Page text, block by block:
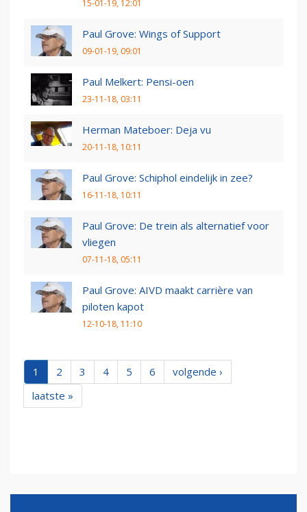
15-01-19, 12:01
Paul Grove: Wings of Support
09-01-19, 09:01
Paul Melkert: Pensi-oen
23-11-18, 03:11
Herman Mateboer: Deja vu
20-11-18, 10:11
Paul Grove: Schiphol eindelijk in zee?
16-11-18, 10:11
Paul Grove: De trein als alternatief voor
vliegen
07-11-18, 05:11
Paul Grove: AIVD maakt carrière van
piloten kapot
12-10-18, 11:10
1 2 3 4 5 6
volgende ›
laatste »